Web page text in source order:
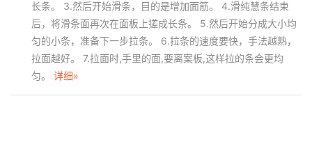
长条。 3.然后开始滑条，目的是增加面筋。 4.滑纯慧条结束
后，将滑条面再次在面板上搓成长条。 5.然后开始分成大小均
匀的小条，准备下一步拉条。 6.拉条的速度要快，手法越熟，
拉面越好。 7.拉面时,手里的面,要离案板,这样拉的条会更均
匀。 详细»